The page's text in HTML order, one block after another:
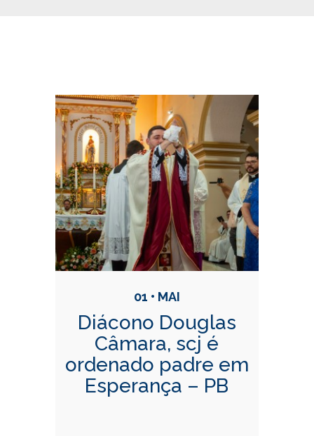
Conteúdo Relacionadas
01 • MAI
Diácono Douglas
Câmara, scj é
ordenado padre em
Esperança – PB